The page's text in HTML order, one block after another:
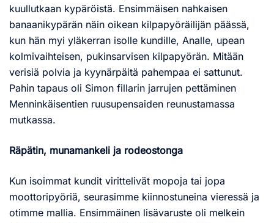
kuullutkaan kypäröistä. Ensimmäisen nahkaisen
banaanikypärän näin oikean kilpapyöräilijän päässä,
kun hän myi yläkerran isolle kundille, Analle, upean
kolmivaihteisen, pukinsarvisen kilpapyörän. Mitään
verisiä polvia ja kyynärpäitä pahempaa ei sattunut.
Pahin tapaus oli Simon fillarin jarrujen pettäminen
Menninkäisentien ruusupensaiden reunustamassa
mutkassa.
Räpätin, munamankeli ja rodeostonga
Kun isoimmat kundit virittelivät mopoja tai jopa
moottoripyöriä, seurasimme kiinnostuneina vieressä ja
otimme mallia. Ensimmäinen lisävaruste oli melkein